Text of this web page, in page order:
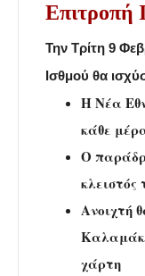
Επιτροπή
Την Τρίτη 9
Ισθμού θα
Η Νέα
κάθε
Ο
Ανοιχτή
χάρτη